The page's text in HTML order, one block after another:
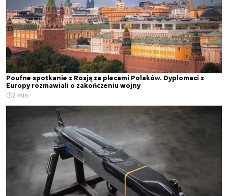
Poufne spotkanie z Rosją za plecami Polaków. Dyplomaci z
Europy rozmawiali o zakończeniu wojny
2 min.